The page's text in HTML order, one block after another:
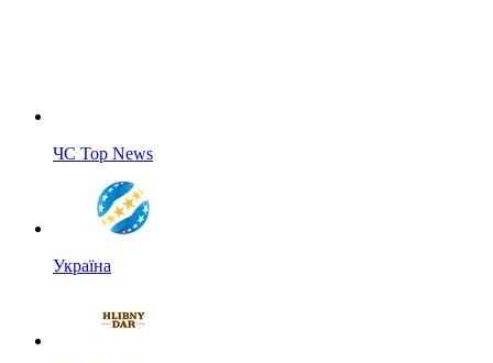
ЧС Top News
Україна